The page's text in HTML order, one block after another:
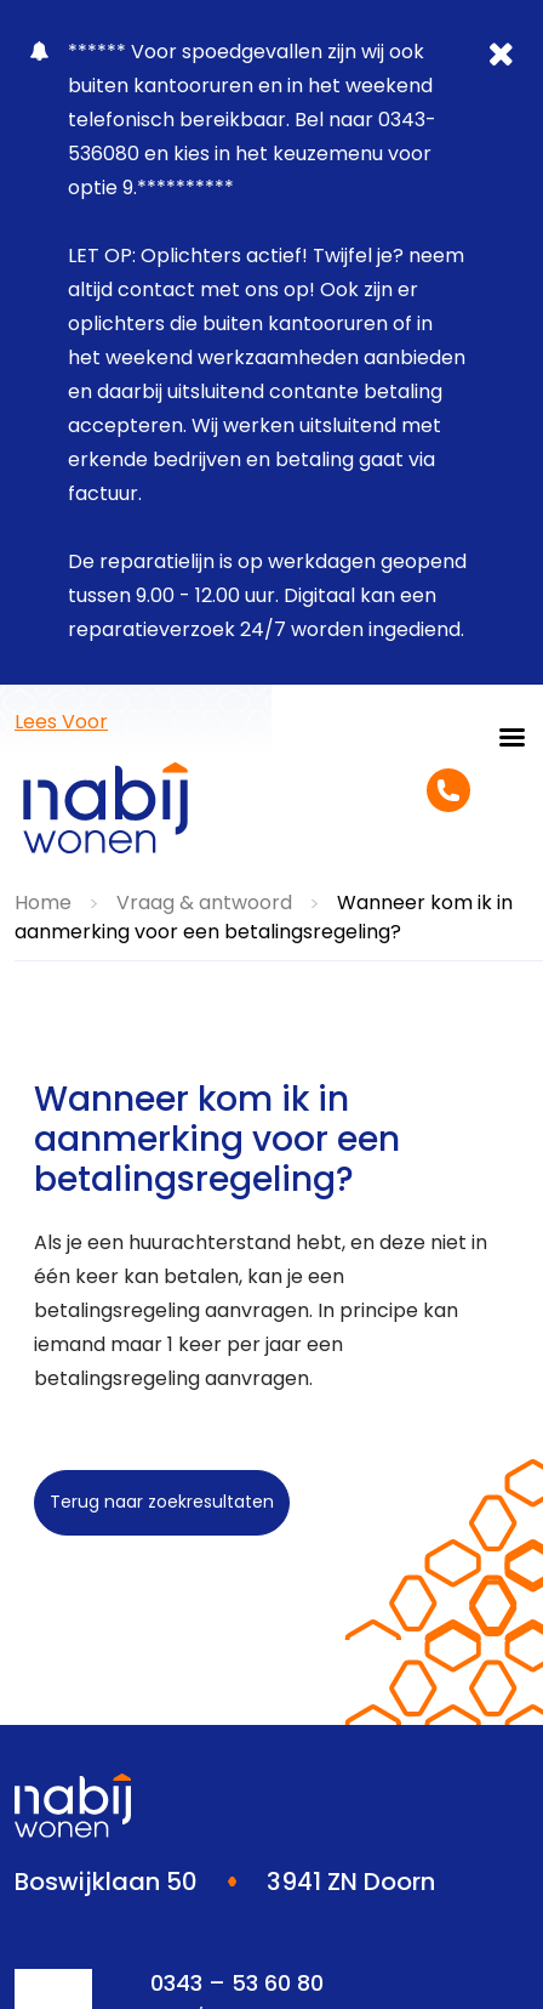
****** Voor spoedgevallen zijn wij ook
buiten kantooruren en in het weekend
telefonisch bereikbaar. Bel naar 0343-
536080 en kies in het keuzemenu voor
optie 9.**********
LET OP: Oplichters actief! Twijfel je? neem
altijd contact met ons op! Ook zijn er
oplichters die buiten kantooruren of in
het weekend werkzaamheden aanbieden
en daarbij uitsluitend contante betaling
accepteren. Wij werken uitsluitend met
erkende bedrijven en betaling gaat via
factuur.
De reparatielijn is op werkdagen geopend
tussen 9.00 - 12.00 uur. Digitaal kan een
reparatieverzoek 24/7 worden ingediend.
Lees Voor
Home > Vraag & antwoord >
Wanneer kom ik in
aanmerking voor een betalingsregeling?
Wanneer kom ik in
aanmerking voor een
betalingsregeling?
Als je een huurachterstand hebt, en deze niet in
één keer kan betalen, kan je een
betalingsregeling aanvragen. In principe kan
iemand maar 1 keer per jaar een
betalingsregeling aanvragen.
Terug naar zoekresultaten
Boswijklaan 50 3941 ZN Doorn
0343 – 53 60 80